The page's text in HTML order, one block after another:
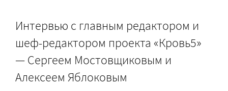
Интервью с главным редактором и
шеф-редактором проекта «Кровь5»
— Сергеем Мостовщиковым и
Алексеем Яблоковым